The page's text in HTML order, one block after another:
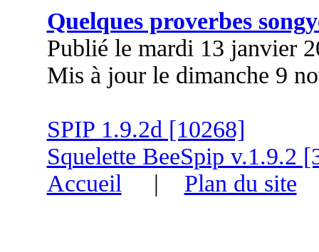
Quelques proverbes
Publié le mardi 13 janvier
Mis à jour le dimanche 9
SPIP 1.9.2d [10268]
Squelette BeeSpip v.1.9.2
Accueil| Plan du site